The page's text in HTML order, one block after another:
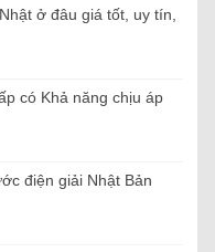
ở đâu giá tốt, uy tín,
có Khả năng chịu áp
điện giải Nhật Bản